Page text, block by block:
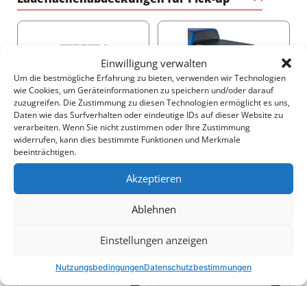
Einwilligung verwalten
Um die bestmögliche Erfahrung zu bieten, verwenden wir Technologien
wie Cookies, um Geräteinformationen zu speichern und/oder darauf
zuzugreifen. Die Zustimmung zu diesen Technologien ermöglicht es uns,
Daten wie das Surfverhalten oder eindeutige IDs auf dieser Website zu
verarbeiten. Wenn Sie nicht zustimmen oder Ihre Zustimmung
widerrufen, kann dies bestimmte Funktionen und Merkmale
beeinträchtigen.
Akzeptieren
Ablehnen
Einstellungen anzeigen
NutzungsbedingungenDatenschutzbestimmungen
Produkt bietet, das der Zeit und den Elementen
standhält.
Verwandeln Sie Ihren Truck mit dem sportlichen
schwarzen Matt-Rollbügel von Tessera4x4 – ein
Ausdruck von Stärke, Sicherheit und Raffinesse für
Ihren 4x4.
Ladeflächenabdeckungen für Pick-up
2250$ 3140$
2520$